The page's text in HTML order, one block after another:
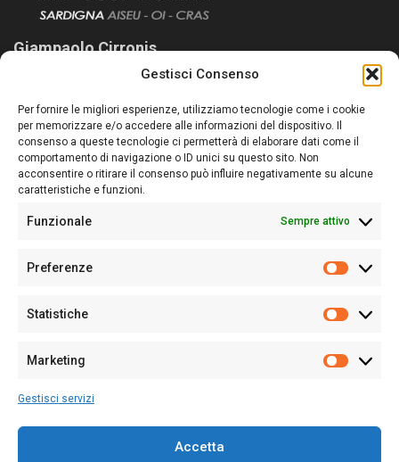
Gestisci Consenso
Per fornire le migliori esperienze, utilizziamo tecnologie come i cookie
per memorizzare e/o accedere alle informazioni del dispositivo. Il
consenso a queste tecnologie ci permetterà di elaborare dati come il
comportamento di navigazione o ID unici su questo sito. Non
acconsentire o ritirare il consenso può influire negativamente su alcune
caratteristiche e funzioni.
Funzionale Sempre attivo
Preferenze
Statistiche
Marketing
Gestisci servizi
Accetta
Giampaolo Cirronis
Sardegna Ieri-Oggi-Domani nasce per informare “liberamente” i
lettori su quanto accade in Sardegna, con un occhio rivolto al
nostro passato e, soprattutto, al nostro futuro
Follow Us
Sede:Via Cristoforo Colombo 09013 Carbonia
Partita IVA02270380922
128/2020 del 10/02/2020
Per la Pubblicità: